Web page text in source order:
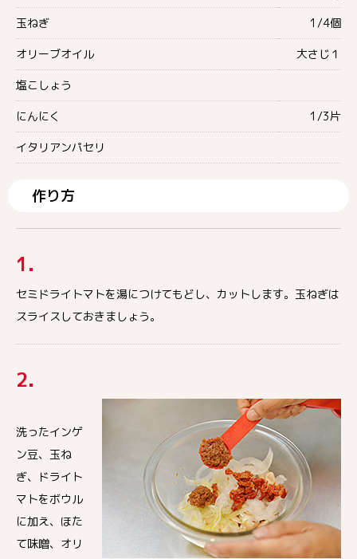
玉ねぎ 1/4個
オリーブオイル 大さじ１
塩こしょう
にんにく 1/3片
イタリアンパセリ
作り方
1.
セミドライトマトを湯につけてもどし、カットします。玉ねぎは
スライスしておきましょう。
2.
洗ったインゲ
ン豆、玉ね
ぎ、ドライト
マトをボウル
に加え、ほた
て味噌、オリ